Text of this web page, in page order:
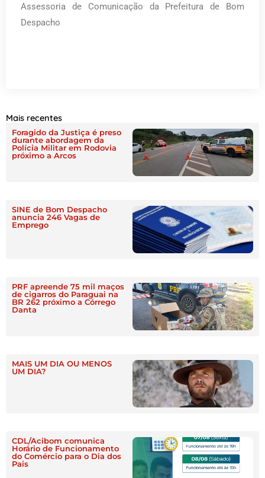
Assessoria de Comunicação da Prefeitura de Bom
Despacho
Mais recentes
Foragido da Justiça é preso
durante abordagem da
Polícia Militar em Rodovia
próximo a Arcos
SINE de Bom Despacho
anuncia 246 Vagas de
Emprego
PRF apreende 75 mil maços
de cigarros do Paraguai na
BR 262 próximo a Córrego
Danta
MAIS UM DIA OU MENOS
UM DIA?
CDL/Acibom comunica
Horário de Funcionamento
do Comércio para o Dia dos
Pais